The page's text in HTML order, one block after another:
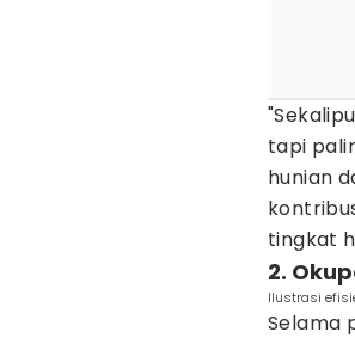
tapi
hunian
tingkat
2.
Ilustrasi
Selama